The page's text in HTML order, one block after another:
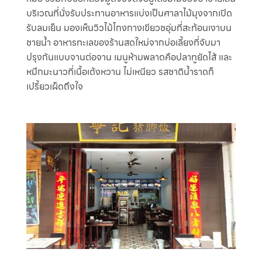
บริเวณที่นั่งรับประทานอาหารแบ่งเป็นศาลาไม้มุงจากเปิด
รับลมเย็น มองเห็นวิวไม้โกงกางเขียวชอุ่มที่สะท้อนเงาบน
ชายน้ำ อาหารทะเลของร้านสดใหม่จากบ่อเลี้ยงที่จับมา
ปรุงกันแบบจานต่อจาน เมนูห้ามพลาดคือปลาทูยัดไส้ และ
หมึกมะนาวที่เนื้อเด้งหวาน ไม่เหนียว รสชาติน้ำราดก็
เปรี้ยวเผ็ดถึงใจ